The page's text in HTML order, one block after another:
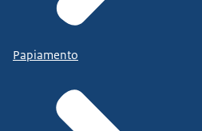
Papiamento